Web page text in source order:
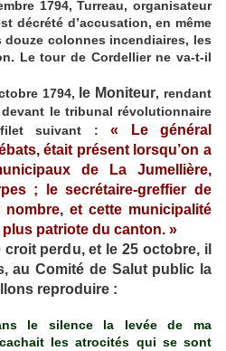
1794, Turreau, organisateur
décrété d’accusation, en même
colonnes incendiaires, les
Le tour de Cordellier ne va-t-il
1794, le Moniteur, rendant
le tribunal révolutionnaire
suivant : « Le général
était présent lorsqu’on a
de La Jumellière,
; le secrétaire-greffier de
et cette municipalité
patriote du canton. »
perdu, et le 25 octobre, il
au Comité de Salut public la
reproduire :
le silence la levée de ma
les atrocités qui se sont